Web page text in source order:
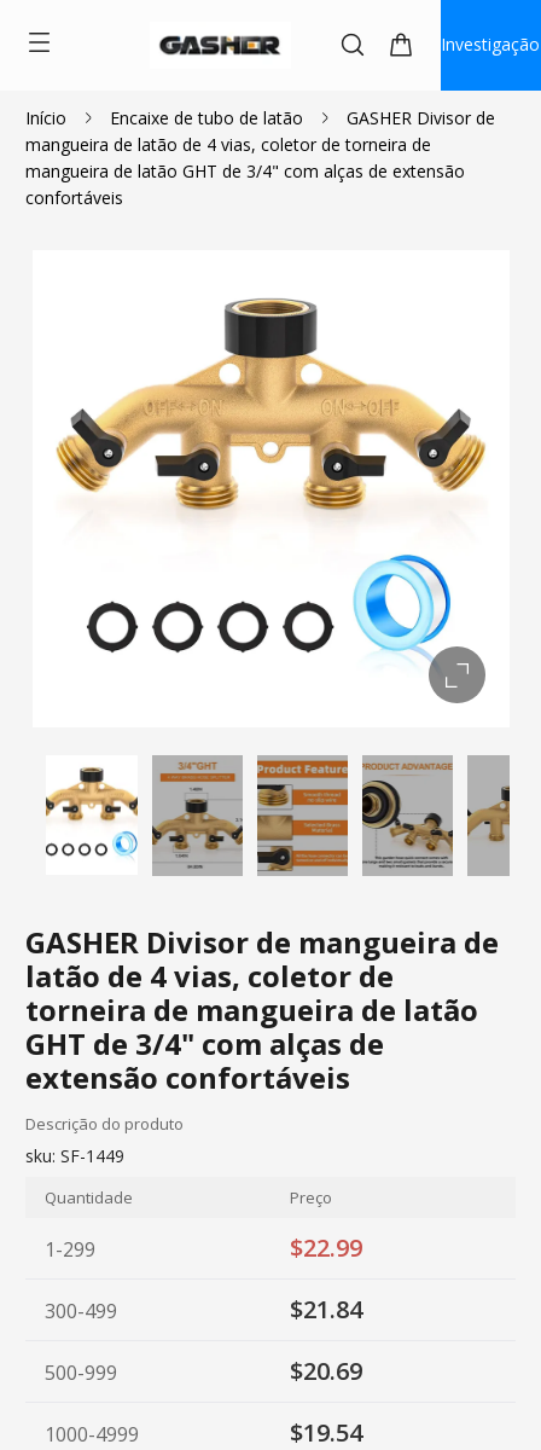
Investigação
Início Encaixe de tubo de latão
GASHER Divisor de
mangueira de latão de 4 vias, coletor de torneira de
mangueira de latão GHT de 3/4" com alças de extensão
confortáveis
GASHER Divisor de mangueira de
latão de 4 vias, coletor de
torneira de mangueira de latão
GHT de 3/4" com alças de
extensão confortáveis
$22.99
Descrição do produto
sku: SF-1449
Quantidade Preço
1-299 $22.99
300-499 $21.84
500-999 $20.69
1000-4999 $19.54